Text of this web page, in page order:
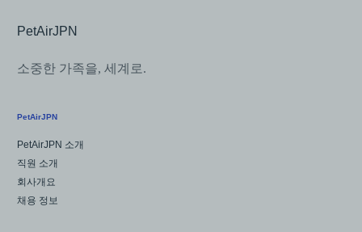
소중한 가족을, 세계로.
PetAirJPN
PetAirJPN 소개
직원 소개
회사개요
채용 정보